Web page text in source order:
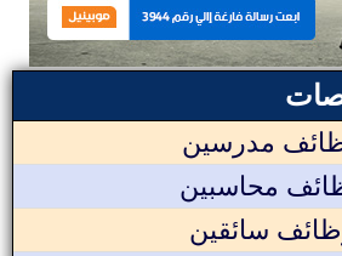
مدرسين
محاسبين
سائقين